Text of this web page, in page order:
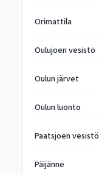
Orimattila
Oulujoen vesistö
Oulun järvet
Oulun luonto
Paatsjoen vesistö
Päijänne